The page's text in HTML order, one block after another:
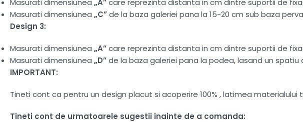
Masurati dimensiunea „A”care reprezinta distanta in cm dintre suportii de
Masurati dimensiunea „C”de la baza galeriei pana la 15-20 cm sub baza
Design 3:
Masurati dimensiunea „A”care reprezinta distanta in cm dintre suportii de
Masurati dimensiunea „D”de la baza galeriei pana la podea, lasand un spatiu
IMPORTANT:
Tineti cont ca pentru un design placut si acoperire 100% , latimea
Tineti cont de urmatoarele sugestii inainte de a comanda: